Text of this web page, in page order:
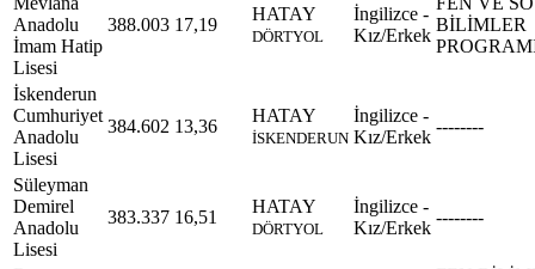
Anadolu
İmam Hatip
Lisesi
388.003 17,19
HATAY
DÖRTYOL
İngilizce -
Kız/Erkek
BİLİMLER
İskenderun
Cumhuriyet
Anadolu
Lisesi
384.602 13,36
HATAY
İSKENDERUN
İngilizce -
Kız/Erkek
--------
Süleyman
Demirel
Anadolu
Lisesi
383.337 16,51
HATAY
DÖRTYOL
İngilizce -
Kız/Erkek
--------